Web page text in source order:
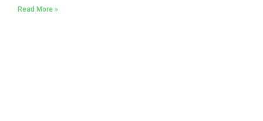
Read More »